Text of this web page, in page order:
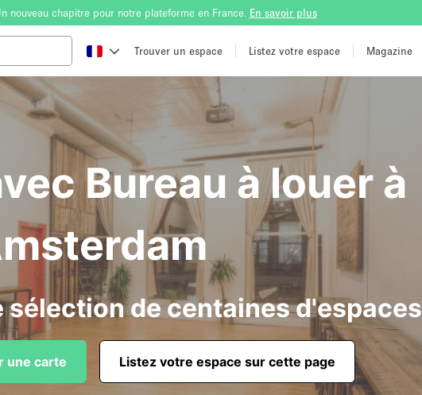
nouveau chapitre pour notre plateforme en France. En savoir plus
Trouver un espace Listez votre espace Magazine
Bureau à louer à
sélection de centaines d'espaces
une carte Listez votre espace sur cette page